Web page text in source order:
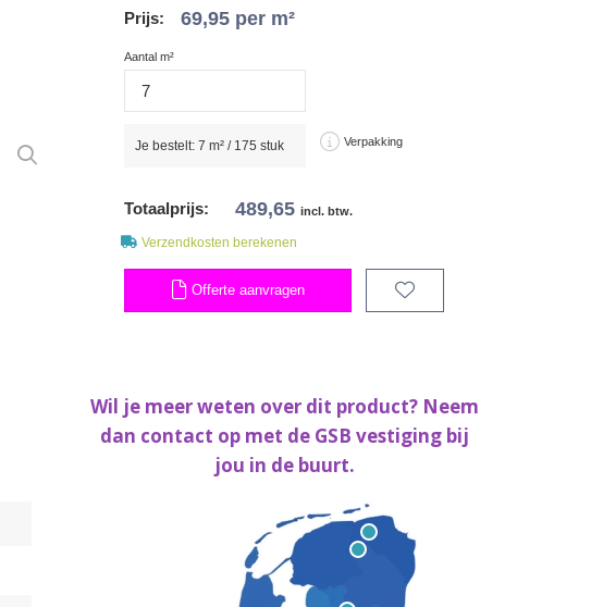
Prijs: 69,95 per m²
Aantal m²
Je bestelt: 7 m² / 175 stuk Verpakking
Totaalprijs: 489,65 incl. btw.
Verzendkosten berekenen
Offerte aanvragen
Wil je meer weten over dit product? Neem
dan contact op met de GSB vestiging bij
jou in de buurt.